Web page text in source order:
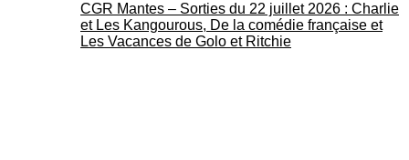
CGR Mantes – Sorties du 22 juillet 2026 : Charlie
et Les Kangourous, De la comédie française et
Les Vacances de Golo et Ritchie